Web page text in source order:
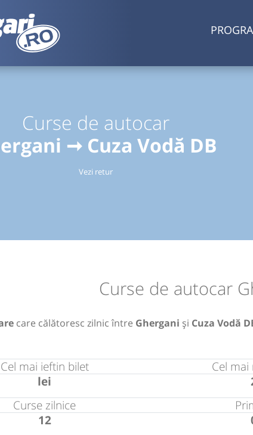
Curse de autocar
➞ Cuza Vodă DB
Vezi retur
Curse de autocar
care călătoresc zilnic între Ghergani și Cuza Vodă
Cel mai ieftin bilet
lei
Cel
Curse zilnice
12